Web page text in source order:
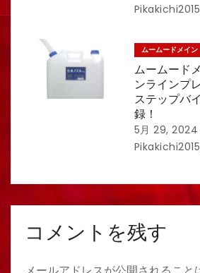
ムームードメイン
ムームード
ンラインプ
ステップバ
録！
5月 29, 2024
コメントを残す